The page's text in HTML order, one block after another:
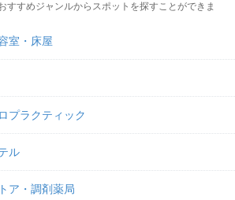
すすめジャンルからスポットを探すことができま
室・床屋
プラクティック
ル
ア・調剤薬局